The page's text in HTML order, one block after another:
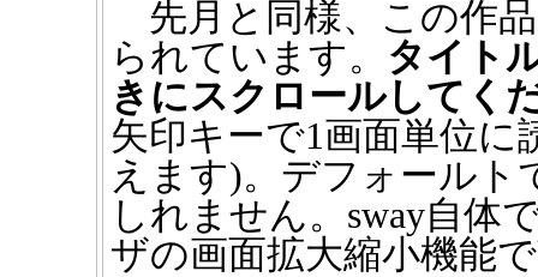
先月と同様、この作
られています。 タイト
きにスクロールしてく
矢印キーで1画面単位
えます)。デフォール
しれません。sway自体
ザの画面拡大縮小機能